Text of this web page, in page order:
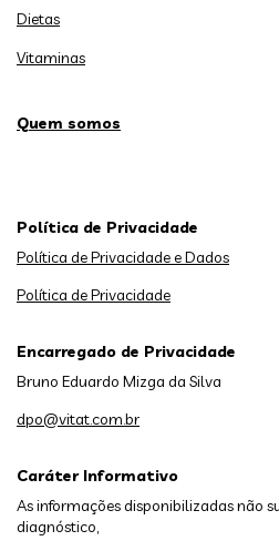
Dietas
Vitaminas
Quem somos
Caráter Informativo
As informações disponibilizadas não
diagnóstico,
Política de Privacidade
Política de Privacidade e Dados
Política de Privacidade
Encarregado de Privacidade
Bruno Eduardo Mizga da Silva
dpo@vitat.com.br